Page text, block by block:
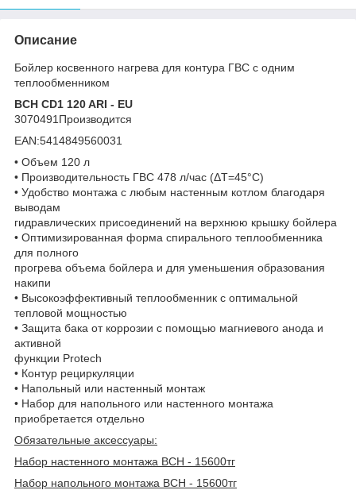
Описание
Бойлер косвенного нагрева для контура ГВС с одним
теплообменником
BCH CD1 120 ARI - EU
3070491Производится
EAN:5414849560031
• Объем 120 л
• Производительность ГВС 478 л/час (ΔT=45°С)
• Удобство монтажа с любым настенным котлом благодаря
выводам
гидравлических присоединений на верхнюю крышку бойлера
• Оптимизированная форма спирального теплообменника
для полного
прогрева объема бойлера и для уменьшения образования
накипи
• Высокоэффективный теплообменник с оптимальной
тепловой мощностью
• Защита бака от коррозии с помощью магниевого анода и
активной
функции Protech
• Контур рециркуляции
• Напольный или настенный монтаж
• Набор для напольного или настенного монтажа
приобретается отдельно
Обязательные аксессуары:
Набор настенного монтажа BCH - 15600тг
Набор напольного монтажа BCH - 15600тг